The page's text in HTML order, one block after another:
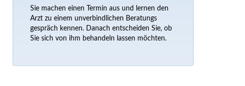
Sie machen einen Termin aus und lernen den
Arzt zu einem unverbindlichen Beratungs
gespräch kennen. Danach entscheiden Sie, ob
Sie sich von ihm behandeln lassen möchten.